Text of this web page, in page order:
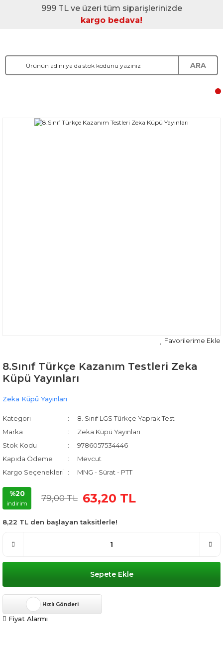
999 TL ve üzeri tüm siparişlerinizde
kargo bedava!
ARA
8.Sınıf Türkçe Kazanım Testleri Zeka
Küpü Yayınları
Zeka Küpü Yayınları
Kategori
8. Sınıf LGS Türkçe Yaprak Test
Marka
Zeka Küpü Yayınları
Stok Kodu
9786057534446
Kapıda Ödeme
Mevcut
Kargo Seçenekleri
MNG - Sürat - PTT
%20
indirim
79,00 TL 63,20 TL
8,22 TL den başlayan taksitlerle!
Sepete Ekle
Hızlı Gönderi
Fiyat Alarmı